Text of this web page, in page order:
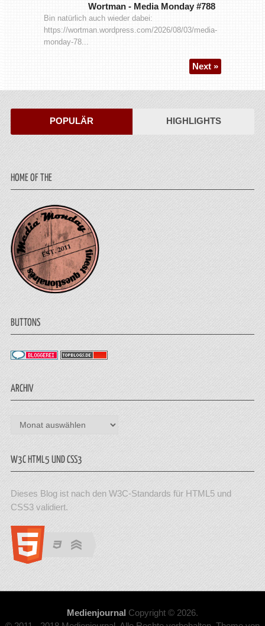
Wortman - Media Monday #788
Bin natürlich auch wieder dabei:
https://wortman.wordpress.com/2026/08/03/media-
monday-78...
Next »
POPULÄR HIGHLIGHTS
HOME OF THE
BUTTONS
ARCHIV
Archiv
W3C HTML5 UND CSS3
Dieses Blog ist nach den W3C-Standards für HTML5 und
CSS3 validiert.
Medienjournal Copyright © 2026.